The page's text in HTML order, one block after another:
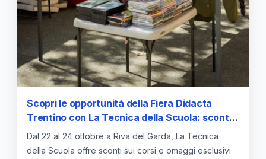
Scopri le opportunità della Fiera Didacta
Trentino con La Tecnica della Scuola: sconti
esclusivi sui nostri corsi
Dal 22 al 24 ottobre a Riva del Garda, La Tecnica
della Scuola offre sconti sui corsi e omaggi esclusivi